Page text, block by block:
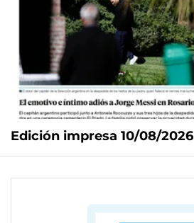
Edición impresa 10/08/2026